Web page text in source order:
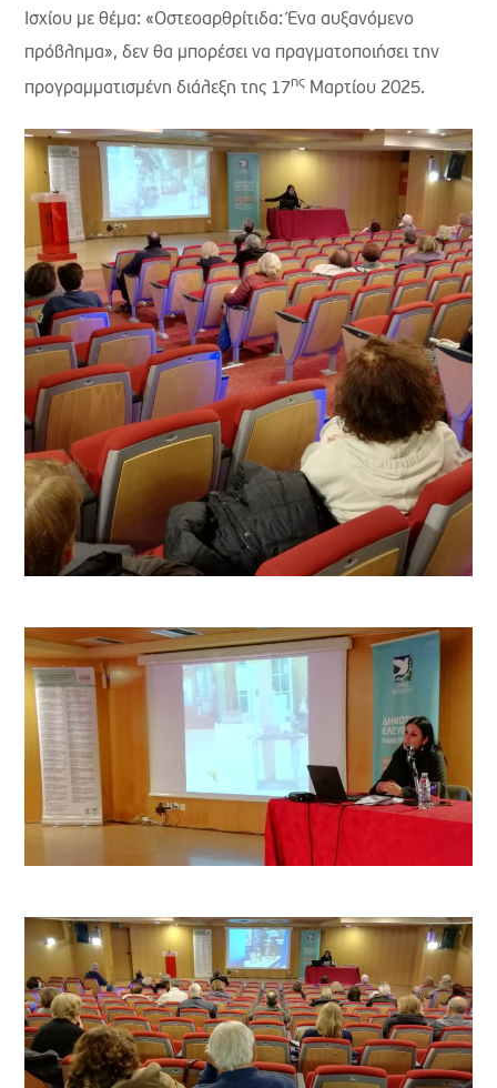
Ισχίου με θέμα: «Οστεοαρθρίτιδα: Ένα αυξανόμενο
πρόβλημα», δεν θα μπορέσει να πραγματοποιήσει την
προγραμματισμένη διάλεξη της 17ης Μαρτίου 2025.